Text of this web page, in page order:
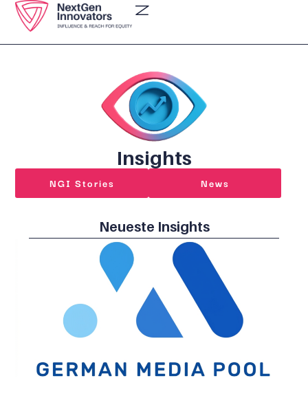
Insights
NGI Stories News
Neueste Insights